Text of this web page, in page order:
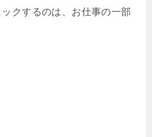
クするのは、お仕事の一部